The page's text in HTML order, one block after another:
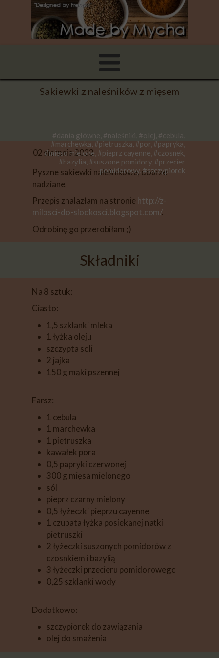
#dania główne, #naleśniki, #olej, #cebula,
#marchewka, #pietruszka, #por, #papryka,
#mięso mielone, #pieprz cayenne, #czosnek,
#bazylia, #suszone pomidory, #przecier
pomidorowy, #szczypiorek
02 sierpnia 2023
Sakiewki z naleśników z mięsem
Pyszne sakiewki naleśnikowe, dobrze
nadziane.
Przepis znalazłam na stronie http://z-
milosci-do-slodkosci.blogspot.com/.
Odrobinę go przerobiłam ;)
Składniki
Na 8 sztuk:
Ciasto:
1,5 szklanki mleka
1 łyżka oleju
szczypta soli
2 jajka
150 g mąki pszennej
Farsz:
1 cebula
1 marchewka
1 pietruszka
kawałek pora
0,5 papryki czerwonej
300 g mięsa mielonego
sól
pieprz czarny mielony
0,5 łyżeczki pieprzu cayenne
1 czubata łyżka posiekanej natki
pietruszki
2 łyżeczki suszonych pomidorów z
czosnkiem i bazylią
3 łyżeczki przecieru pomidorowego
0,25 szklanki wody
Dodatkowo:
szczypiorek do zawiązania
olej do smażenia